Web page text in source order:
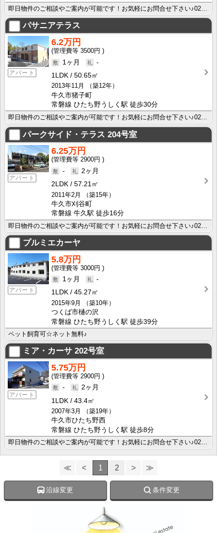
パサニアテラス
アパート
6.2万円
3500円
1ヶ月
-
1LDK
50.65㎡
2013年11月
（築12年）
牛久市猪子町
常磐線 ひたち野うしく駅 徒歩30分
パークサイド・テラス 204号室
アパート
6.25万円
2900円
-
2ヶ月
2LDK
57.21㎡
2011年2月
（築15年）
牛久市刈谷町
常磐線 牛久駅 徒歩16分
プルミエカーヤ
アパート
5.8万円
3000円
1ヶ月
-
1LDK
45.27㎡
2015年9月
（築10年）
つくば市樋の沢
常磐線 ひたち野うしく駅 徒歩39分
ペット飼育可☆ネット無料♪
ミア・カーサ 202号室
アパート
5.75万円
2900円
-
2ヶ月
1LDK
43.4㎡
2007年3月
（築19年）
牛久市ひたち野西
常磐線 ひたち野うしく駅 徒歩8分
即日物件のご相談やご案内が可能です！お気軽にお問合せ下さい♪029-863-3939
≪ < 1 2 > ≫
沿線変更 条件変更